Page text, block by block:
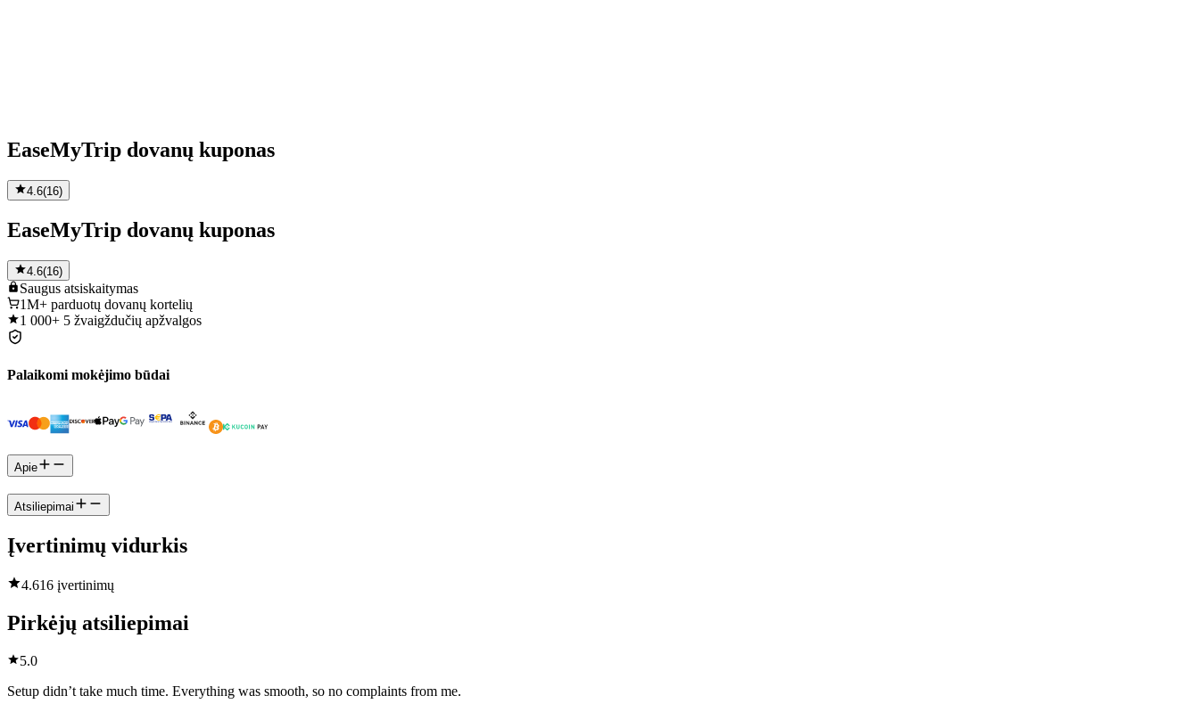
EaseMyTrip dovanų kuponas
4.6(16)
EaseMyTrip dovanų kuponas
4.6(16)
Saugus atsiskaitymas
1M+ parduotų dovanų kortelių
1 000+ 5 žvaigždučių apžvalgos
Palaikomi mokėjimo būdai
Apie
Atsiliepimai
Įvertinimų vidurkis
4.616 įvertinimų
Pirkėjų atsiliepimai
5.0
Setup didn’t take much time. Everything was smooth, so no complaints from me.